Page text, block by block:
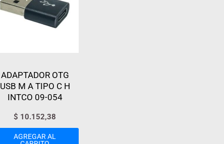
ADAPTADOR OTG
USB M A TIPO C H
INTCO 09-054
$ 10.152,38
AGREGAR AL